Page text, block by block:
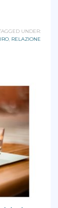
UNDER:
RELAZIONE